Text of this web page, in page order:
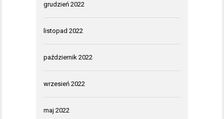
grudzień 2022
listopad 2022
październik 2022
wrzesień 2022
maj 2022